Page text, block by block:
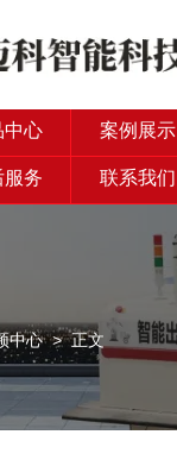
中心 案例展示
服务 联系我们
中心> 正文